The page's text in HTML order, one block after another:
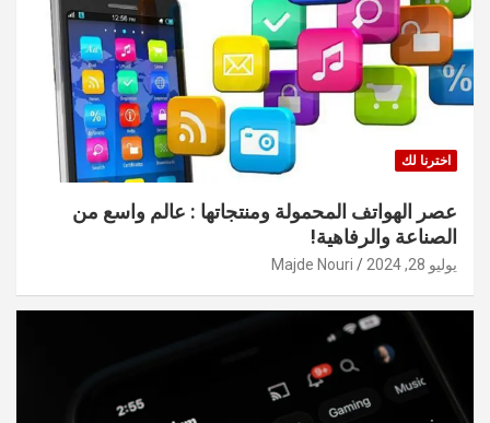
اخترنا لك
عصر الهواتف المحمولة ومنتجاتها : عالم واسع من
الصناعة والرفاهية!
يوليو 28, 2024 Majde Nouri